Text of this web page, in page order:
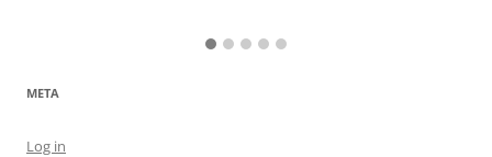
META
Log in